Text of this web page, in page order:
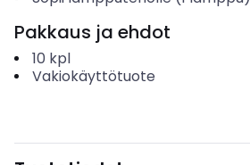
Pakkaus ja ehdot
10 kpl
Vakiokäyttötuote